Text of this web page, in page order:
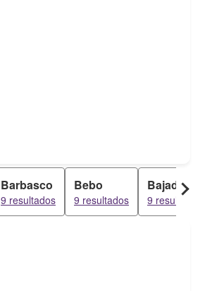
Barbasco
9 resultados
Bebo
9 resultados
Bajada De
9 resultados